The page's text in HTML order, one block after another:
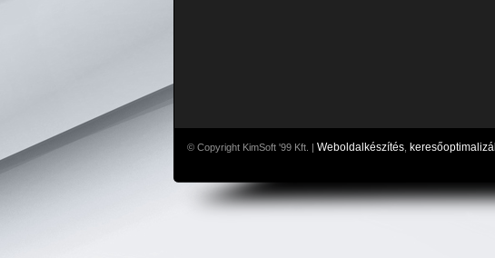
© Copyright KimSoft '99 Kft. | Weboldalkészítés